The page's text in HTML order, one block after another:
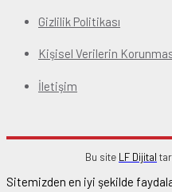
Gizlilik Politikası
Kişisel Verilerin
İletişim
Bu site LF Dijital
Sitemizden en iyi şekilde